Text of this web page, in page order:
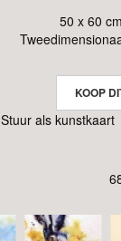
50 x 60
KOOP
Stuur als kunstkaart